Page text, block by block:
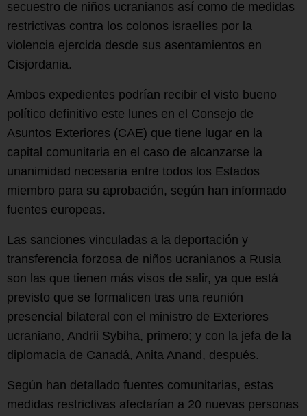
secuestro de niños ucranianos así como de medidas
restrictivas contra los colonos israelíes por la
violencia ejercida desde sus asentamientos en
Cisjordania.
Ambos expedientes podrían recibir el visto bueno
político definitivo este lunes en el Consejo de
Asuntos Exteriores (CAE) que tiene lugar en la
capital comunitaria en el caso de alcanzarse la
unanimidad necesaria entre todos los Estados
miembro para su aprobación, según han informado
fuentes europeas.
Las sanciones vinculadas a la deportación y
transferencia forzosa de niños ucranianos a Rusia
son las que tienen más visos de salir, ya que está
previsto que se formalicen tras una reunión
presencial bilateral con el ministro de Exteriores
ucraniano, Andrii Sybiha, primero; y con la jefa de la
diplomacia de Canadá, Anita Anand, después.
Según han detallado fuentes comunitarias, estas
medidas restrictivas afectarían a 20 nuevas personas